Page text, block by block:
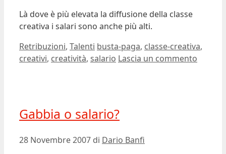
Là dove è più elevata la diffusione della classe
creativa i salari sono anche più alti.
Categorie
Retribuzioni, Talenti Tag
busta-paga, classe-creativa,
creativi, creatività, salario Lascia un commento
Gabbia o salario?
28 Novembre 2007 di Dario Banfi